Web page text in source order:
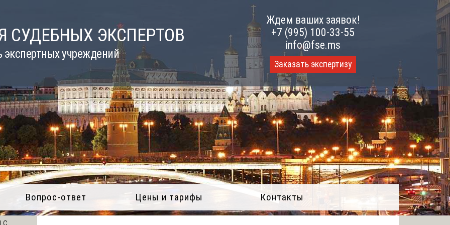
СУДЕБНЫХ ЭКСПЕРТОВ
экспертных учреждений
Ждем ваших заявок!
+7 (995) 100-33-55
info@fse.ms
Заказать экспертизу
Вопрос-ответ Цены и тарифы Контакты
с